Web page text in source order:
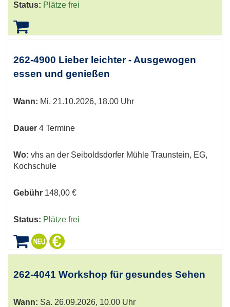
Status: Plätze frei
262-4900 Lieber leichter - Ausgewogen
essen und genießen
Wann: Mi. 21.10.2026, 18.00 Uhr
Dauer 4 Termine
Wo: vhs an der Seiboldsdorfer Mühle Traunstein, EG,
Kochschule
Gebühr 148,00 €
Status: Plätze frei
262-4041 Workshop für gesundes Sehen
Wann: Sa. 26.09.2026, 10.00 Uhr